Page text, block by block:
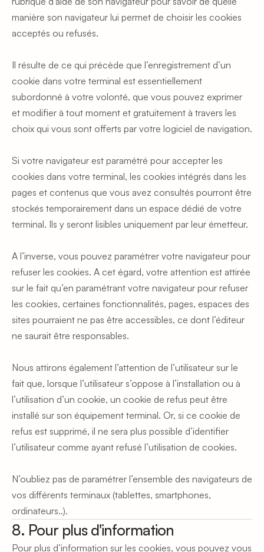
manière son navigateur lui permet de choisir les cookies
acceptés ou refusés.
Il résulte de ce qui précède que l’enregistrement d’un
cookie dans votre terminal est essentiellement
subordonné à votre volonté, que vous pouvez exprimer
et modifier à tout moment et gratuitement à travers les
choix qui vous sont offerts par votre logiciel de navigation.
Si votre navigateur est paramétré pour accepter les
cookies dans votre terminal, les cookies intégrés dans les
pages et contenus que vous avez consultés pourront être
stockés temporairement dans un espace dédié de votre
terminal. Ils y seront lisibles uniquement par leur émetteur.
A l’inverse, vous pouvez paramétrer votre navigateur pour
refuser les cookies. A cet égard, votre attention est attirée
sur le fait qu’en paramétrant votre navigateur pour refuser
les cookies, certaines fonctionnalités, pages, espaces des
sites pourraient ne pas être accessibles, ce dont l’éditeur
ne saurait être responsables.
Nous attirons également l’attention de l’utilisateur sur le
fait que, lorsque l’utilisateur s’oppose à l’installation ou à
l’utilisation d’un cookie, un cookie de refus peut être
installé sur son équipement terminal. Or, si ce cookie de
refus est supprimé, il ne sera plus possible d’identifier
l’utilisateur comme ayant refusé l’utilisation de cookies.
N’oubliez pas de paramétrer l’ensemble des navigateurs de
vos différents terminaux (tablettes, smartphones,
ordinateurs..).
8. Pour plus d'information
Pour plus d’information sur les cookies, vous pouvez vous